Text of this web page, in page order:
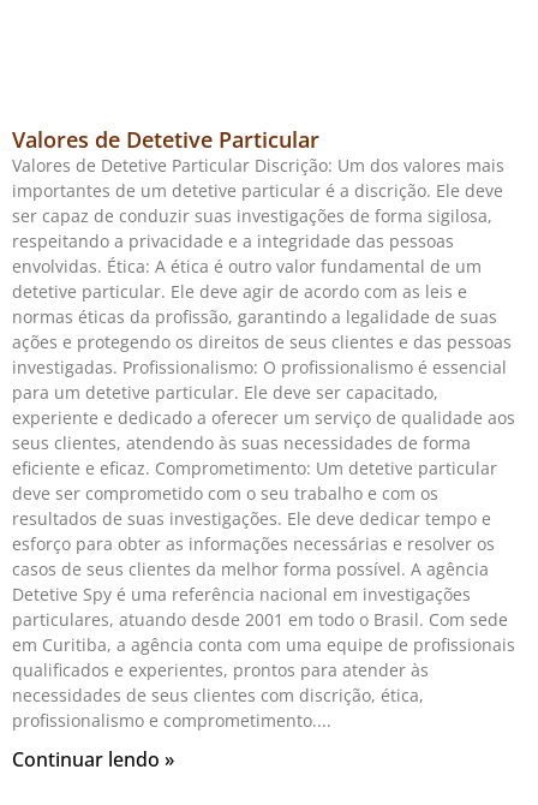
Valores de Detetive Particular
Valores de Detetive Particular Discrição: Um dos valores mais
importantes de um detetive particular é a discrição. Ele deve
ser capaz de conduzir suas investigações de forma sigilosa,
respeitando a privacidade e a integridade das pessoas
envolvidas. Ética: A ética é outro valor fundamental de um
detetive particular. Ele deve agir de acordo com as leis e
normas éticas da profissão, garantindo a legalidade de suas
ações e protegendo os direitos de seus clientes e das pessoas
investigadas. Profissionalismo: O profissionalismo é essencial
para um detetive particular. Ele deve ser capacitado,
experiente e dedicado a oferecer um serviço de qualidade aos
seus clientes, atendendo às suas necessidades de forma
eficiente e eficaz. Comprometimento: Um detetive particular
deve ser comprometido com o seu trabalho e com os
resultados de suas investigações. Ele deve dedicar tempo e
esforço para obter as informações necessárias e resolver os
casos de seus clientes da melhor forma possível. A agência
Detetive Spy é uma referência nacional em investigações
particulares, atuando desde 2001 em todo o Brasil. Com sede
em Curitiba, a agência conta com uma equipe de profissionais
qualificados e experientes, prontos para atender às
necessidades de seus clientes com discrição, ética,
profissionalismo e comprometimento.
Continuar lendo »